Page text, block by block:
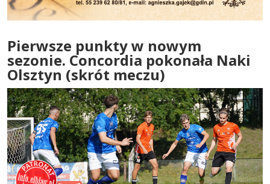
Pierwsze punkty w nowym
sezonie. Concordia pokonała Naki
Olsztyn (skrót meczu)